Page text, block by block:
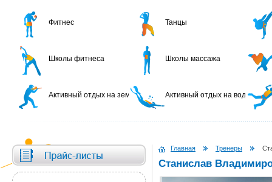
Фитнес Танцы
Школы фитнеса Школы массажа
Активный отдых на земле Активный отдых на воде
Главная Тренеры
Станислав